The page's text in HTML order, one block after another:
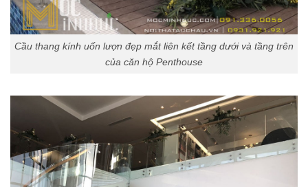
Cầu thang kính uốn lượn đẹp mắt liên kết tầng dưới và tầng trên
của căn hộ Penthouse